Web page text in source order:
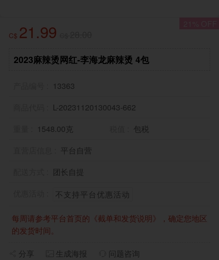
C$ 21.99
2023麻辣烫网红-李海龙麻辣烫 4包
13363
L-20231120130043-662
1548.00克
包税
平台自营
团长自提
不支持平台优惠活动
每周请参考平台首页的《截单和发货说明》，确定您地区
的发货时间。
分享
生成海报 问题咨询